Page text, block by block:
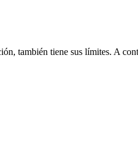
también tiene sus límites. A